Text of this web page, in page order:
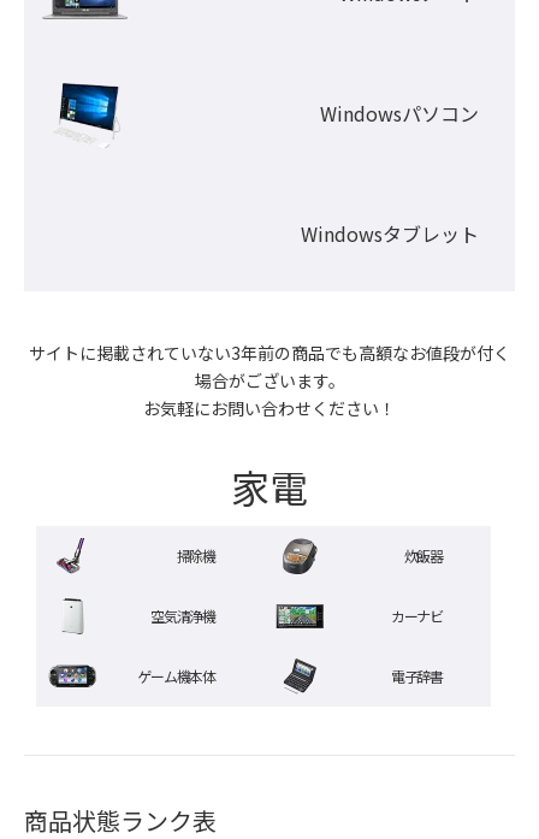
Windowsパソコン
Windowsタブレット
サイトに掲載されていない3年前の商品でも高額なお値段が付く
場合がございます。
お気軽にお問い合わせください！
家電
掃除機 炊飯器
空気清浄機 カーナビ
ゲーム機本体 電子辞書
商品状態ランク表